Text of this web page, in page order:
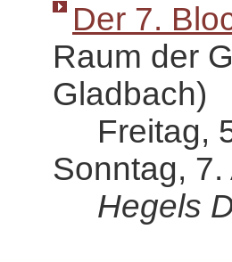
Der 7.
Raum der
Gladbach)
Freitag,
Sonntag,
Hegels